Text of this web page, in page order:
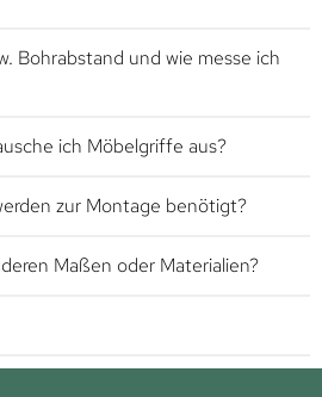
Bohrabstand und wie messe ich
ich Möbelgriffe aus?
zur Montage benötigt?
Maßen oder Materialien?